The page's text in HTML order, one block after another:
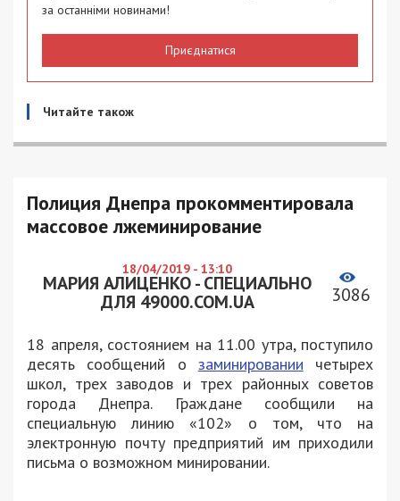
за останніми новинами!
Приєднатися
Читайте також
Полиция Днепра прокомментировала
массовое лжеминирование
18/04/2019 - 13:10
МАРИЯ АЛИЦЕНКО - СПЕЦИАЛЬНО
ДЛЯ 49000.COM.UA
3086
18 апреля, состоянием на 11.00 утра, поступило
десять сообщений о заминировании четырех
школ, трех заводов и трех районных советов
города Днепра. Граждане сообщили на
специальную линию «102» о том, что на
электронную почту предприятий им приходили
письма о возможном минировании.